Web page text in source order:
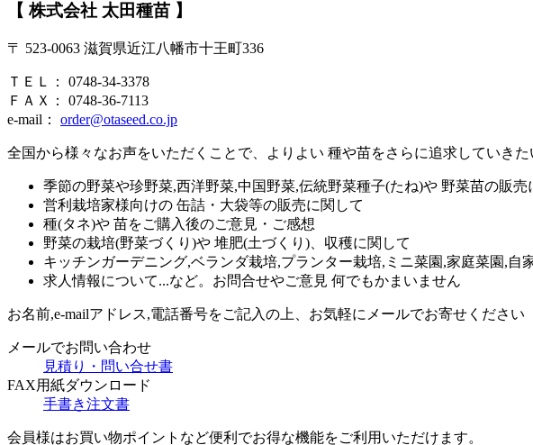
【 株式会社 太田種苗 】
〒 523-0063 滋賀県近江八幡市十王町336
ＴＥＬ： 0748-34-3378
ＦＡＸ： 0748-36-7113
e-mail： order@otaseed.co.jp
全国から様々なお声をいただくことで、よりよい 種や苗をさらに追求していき
季節の野菜や珍野菜,西洋野菜,中国野菜,伝統野菜種子(たね)や 野菜苗の販売
営利栽培家様向けの 缶詰・大袋等の販売に関して
種(タネ)や 苗をご購入後のご意見・ご感想
野菜の栽培(野菜づくり)や 堆肥(土づくり)、収穫に関して
キッチンガーデニング,ベランダ栽培,プランター栽培,ミニ菜園,家庭菜園,自
求人情報について...など。お問合せやご意見 何でもかまいません
お名前,e-mailアドレス,電話番号をご記入の上、お気軽にメールでお寄せください
メールでお問い合わせ
見積り・問い合せ書
FAX用紙ダウンロード
手書き注文書
会員様はお買い物ポイントなど便利でお得な機能をご利用いただけます。